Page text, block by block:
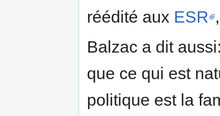
réédité aux ESR
Balzac a dit
que ce qui est
politique est la